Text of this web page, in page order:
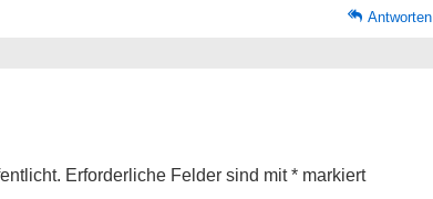
Antworten
Erforderliche Felder sind mit* markiert